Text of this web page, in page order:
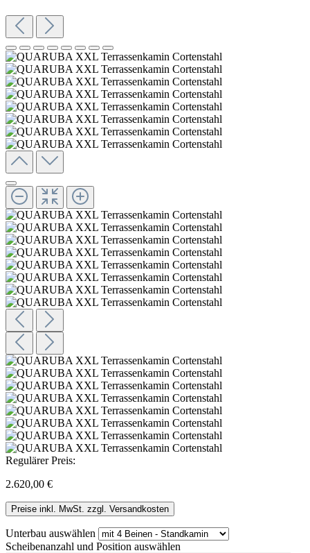
Regulärer Preis:
2.620,00 €
Preise inkl. MwSt. zzgl. Versandkosten
Unterbau auswählen
Scheibenanzahl und Position auswählen